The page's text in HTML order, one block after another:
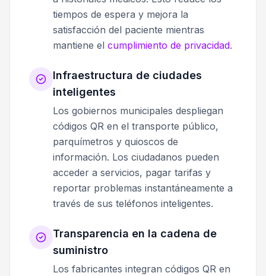
tiempos de espera y mejora la
satisfacción del paciente mientras
mantiene el cumplimiento de privacidad.
Infraestructura de ciudades
inteligentes
Los gobiernos municipales despliegan
códigos QR en el transporte público,
parquímetros y quioscos de
información. Los ciudadanos pueden
acceder a servicios, pagar tarifas y
reportar problemas instantáneamente a
través de sus teléfonos inteligentes.
Transparencia en la cadena de
suministro
Los fabricantes integran códigos QR en